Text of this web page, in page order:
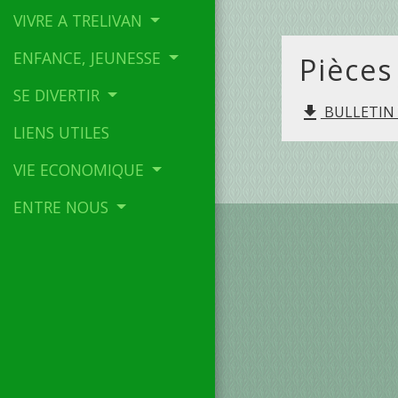
VIVRE A TRELIVAN
ENFANCE, JEUNESSE
SE DIVERTIR
LIENS UTILES
VIE ECONOMIQUE
ENTRE NOUS
file_download BULLETIN